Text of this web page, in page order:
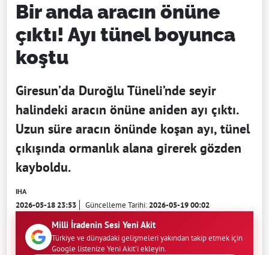
Bir anda aracın önüne
çıktı! Ayı tünel boyunca
koştu
Giresun’da Duroğlu Tüneli’nde seyir
halindeki aracın önüne aniden ayı çıktı.
Uzun süre aracın önünde koşan ayı, tünel
çıkışında ormanlık alana girerek gözden
kayboldu.
IHA
2026-05-18 23:53 Güncelleme Tarihi:2026-05-19 00:02
Milli İradenin Sesi Yeni Akit
Türkiye ve dünyadaki gelişmeleri yakından takip etmek için
Google listenize Yeni Akit'i ekleyin.